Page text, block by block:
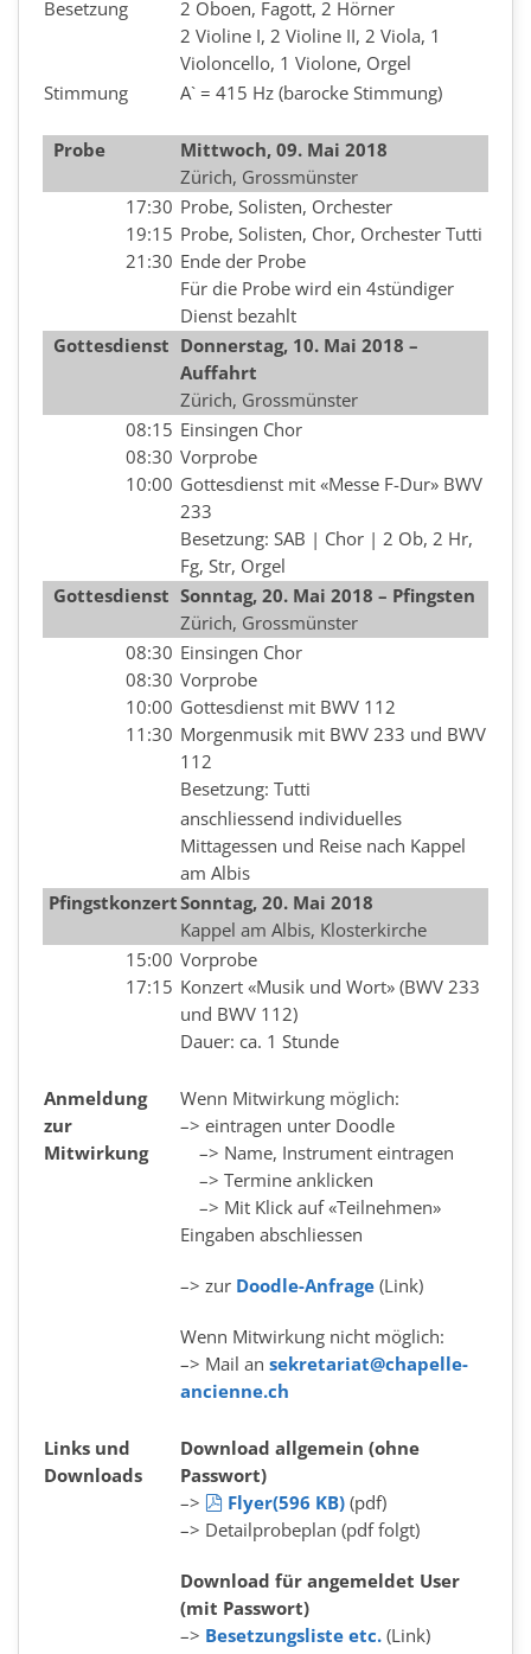
Besetzung
2 Oboen, Fagott, 2 Hörner
2 Violine I, 2 Violine II, 2 Viola, 1
Violoncello, 1 Violone, Orgel
Stimmung
A` = 415 Hz (barocke Stimmung)
Probe
Mittwoch, 09. Mai 2018
Zürich, Grossmünster
17:30
19:15
21:30
Probe, Solisten, Orchester
Probe, Solisten, Chor, Orchester Tutti
Ende der Probe
Für die Probe wird ein 4stündiger
Dienst bezahlt
Gottesdienst Donnerstag, 10. Mai 2018 –
Auffahrt
Zürich, Grossmünster
08:15
08:30
10:00
Einsingen Chor
Vorprobe
Gottesdienst mit «Messe F-Dur» BWV
233
Besetzung: SAB | Chor | 2 Ob, 2 Hr,
Fg, Str, Orgel
Gottesdienst Sonntag, 20. Mai 2018 – Pfingsten
Zürich, Grossmünster
08:30
08:30
10:00
11:30
Einsingen Chor
Vorprobe
Gottesdienst mit BWV 112
Morgenmusik mit BWV 233 und BWV
112
Besetzung: Tutti
anschliessend individuelles
Mittagessen und Reise nach Kappel
am Albis
PfingstkonzertSonntag, 20. Mai 2018
Kappel am Albis, Klosterkirche
15:00
17:15
Vorprobe
Konzert «Musik und Wort» (BWV 233
und BWV 112)
Dauer: ca. 1 Stunde
Anmeldung
zur
Mitwirkung
Wenn Mitwirkung möglich:
–> eintragen unter Doodle
–> Name, Instrument eintragen
–> Termine anklicken
–> Mit Klick auf «Teilnehmen»
Eingaben abschliessen
–> zur Doodle-Anfrage (Link)
Wenn Mitwirkung nicht möglich:
–> Mail an sekretariat@chapelle-
ancienne.ch
Links und
Downloads
Download allgemein (ohne
Passwort)
–>
pdf
Flyer(596 KB) (pdf)
–> Detailprobeplan (pdf folgt)
Download für angemeldet User
(mit Passwort)
–> Besetzungsliste etc. (Link)